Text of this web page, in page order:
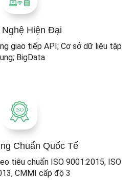
Nghệ Hiện Đại
giao tiếp API; Cơ sở dữ liệu tập
BigData
Chuẩn Quốc Tế
tiêu chuẩn ISO 9001:2015, ISO
CMMI cấp độ 3